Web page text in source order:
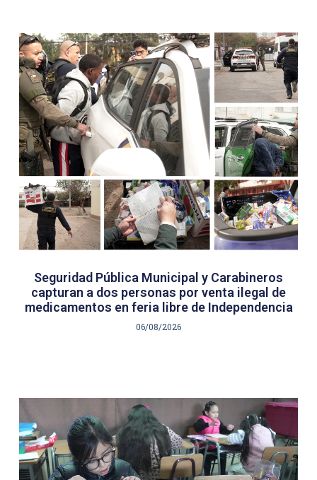
Seguridad Pública Municipal y Carabineros
capturan a dos personas por venta ilegal de
medicamentos en feria libre de Independencia
06/08/2026